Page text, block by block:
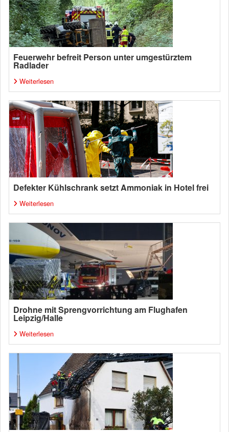
Feuerwehr befreit Person unter umgestürztem
Radlader
Weiterlesen
Defekter Kühlschrank setzt Ammoniak in Hotel frei
Weiterlesen
Drohne mit Sprengvorrichtung am Flughafen
Leipzig/Halle
Weiterlesen